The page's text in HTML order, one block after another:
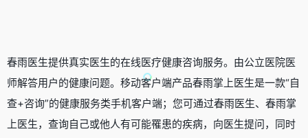
春雨医生提供真实医生的在线医疗健康咨询服务。由公立医院医
师解答用户的健康问题。移动客户端产品春雨掌上医生是一款“自
查+咨询”的健康服务类手机客户端；您可通过春雨医生、春雨掌
上医生，查询自己或他人有可能罹患的疾病，向医生提问，同时